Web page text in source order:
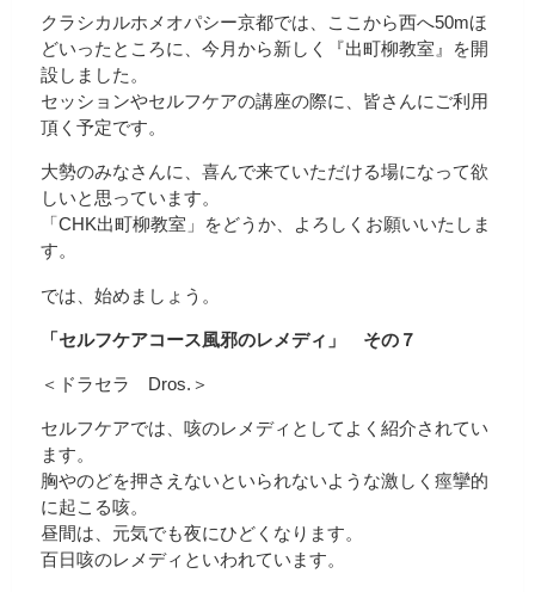
クラシカルホメオパシー京都では、ここから西へ50mほ
どいったところに、今月から新しく『出町柳教室』を開
設しました。
セッションやセルフケアの講座の際に、皆さんにご利用
頂く予定です。
大勢のみなさんに、喜んで来ていただける場になって欲
しいと思っています。
「CHK出町柳教室」をどうか、よろしくお願いいたしま
す。
では、始めましょう。
「セルフケアコース風邪のレメディ」 その７
＜ドラセラ Dros.＞
セルフケアでは、咳のレメディとしてよく紹介されてい
ます。
胸やのどを押さえないといられないような激しく痙攣的
に起こる咳。
昼間は、元気でも夜にひどくなります。
百日咳のレメディといわれています。